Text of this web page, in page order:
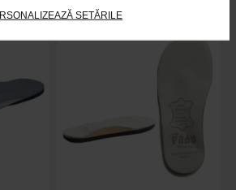
SETĂRILE
zilnice, conform recomandarilor
diagnosticare a talpii Catena Pas cu